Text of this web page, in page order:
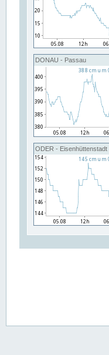
DONAU - Passau
ODER - Eisenhüttenstadt